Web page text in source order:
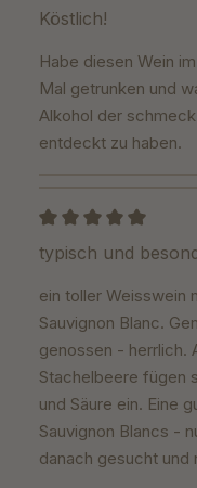
Bewertung mit 5 von
Köstlich!
Habe diesen Wein
Mal getrunken und
Alkohol der
entdeckt zu haben.
Bewertung mit 5 von
typisch und
ein toller Weisswein
Sauvignon Blanc.
genossen - herrlich.
Stachelbeere fügen
und Säure ein. Eine
Sauvignon Blancs -
danach gesucht und